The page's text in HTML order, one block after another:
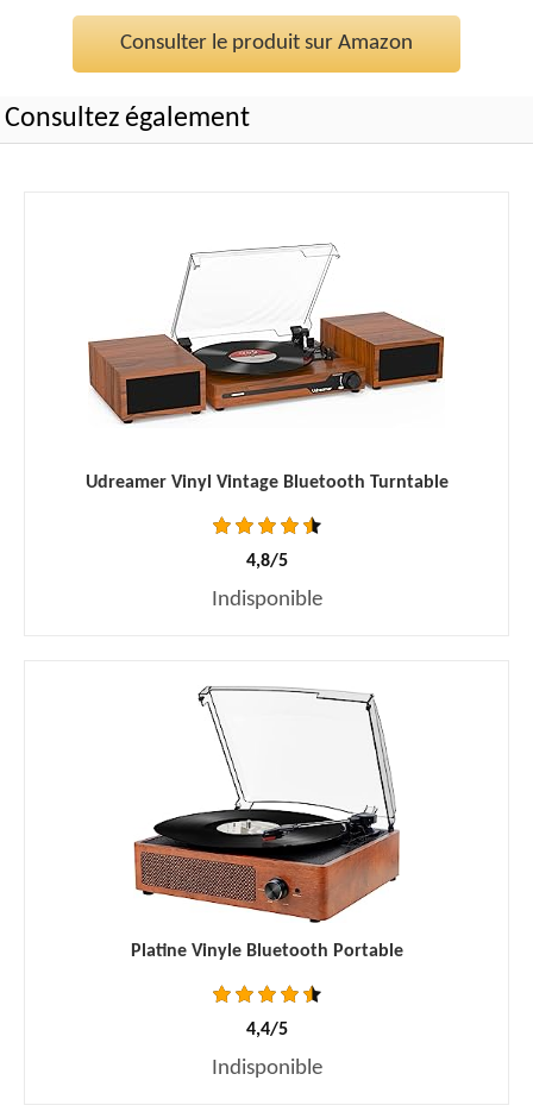
Consulter le produit sur Amazon
Consultez également
Udreamer Vinyl Vintage Bluetooth Turntable
4,8/5
Indisponible
Platine Vinyle Bluetooth Portable
4,4/5
Indisponible